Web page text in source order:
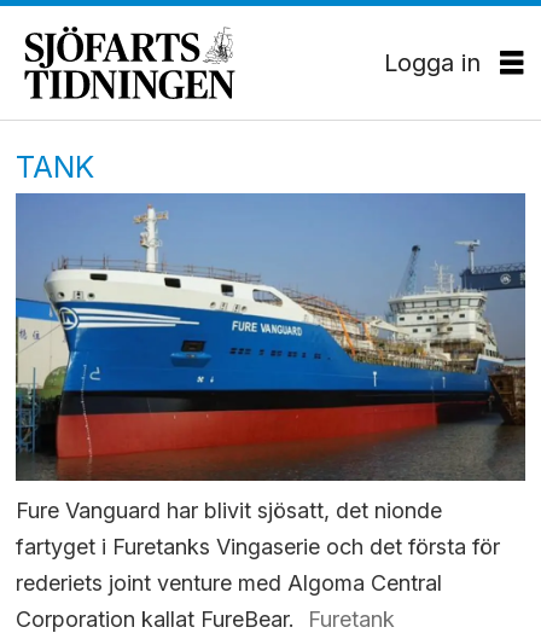
Logga in
TANK
Fure Vanguard har blivit sjösatt, det nionde
fartyget i Furetanks Vingaserie och det första för
rederiets joint venture med Algoma Central
Corporation kallat FureBear.
Furetank